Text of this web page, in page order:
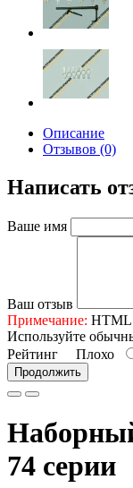
Описание
Отзывов (0)
Написать
Ваше имя
Ваш отзыв
Примечание: HTML
Используйте
Рейтинг Плохо
Продолжить
74 серии